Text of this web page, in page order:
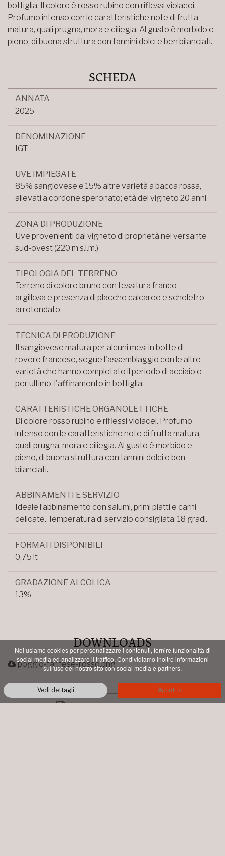
bottiglia. Il colore è rosso rubino con riflessi violacei.
Profumo intenso con le caratteristiche note di frutta
matura, quali prugna, mora e ciliegia. Al gusto è morbido e
pieno, di buona struttura con tannini dolci e ben bilanciati.
SCHEDA
ANNATA
2025
DENOMINAZIONE
IGT
UVE IMPIEGATE
85% sangiovese e 15% altre varietà a bacca rossa,
allevati a cordone speronato; età del vigneto 20 anni.
ZONA DI PRODUZIONE
Uve provenienti dal vigneto di proprietà nel versante
sud-ovest (220 m s.l.m.)
TIPOLOGIA DEL TERRENO
Terreno di colore bruno con tessitura franco-
argillosa e presenza di placche calcaree e scheletro
arrotondato.
TECNICA DI PRODUZIONE
Il sangiovese matura per alcuni mesi in botte di
rovere francese, segue l'assemblaggio con le altre
varietà che hanno completato il periodo di acciaio e
per ultimo l'affinamento in bottiglia.
CARATTERISTICHE ORGANOLETTICHE
Di colore rosso rubino e riflessi violacei. Profumo
intenso con le caratteristiche note di frutta matura,
quali prugna, mora e ciliegia. Al gusto è morbido e
pieno, di buona struttura con tannini dolci e ben
bilanciati.
ABBINAMENTI E SERVIZIO
Ideale l’abbinamento con salumi, primi piatti e carni
delicate. Temperatura di servizio consigliata: 18 gradi.
FORMATI DISPONIBILI
0,75 lt
GRADAZIONE ALCOLICA
13%
DOWNLOADS
poggio-farnese-rosso.png
PDF STAMPABILE
Noi usiamo cookies per personalizzare i contenuti, fornire funzionalità di
social media ed analizzare il traffico. Condividiamo inoltre informazioni
sull'uso del nostro sito con social media e partners.
Vedi dettagli Accetto